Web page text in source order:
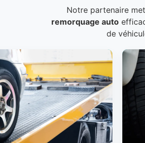
Notre partenaire
remorquage auto
de